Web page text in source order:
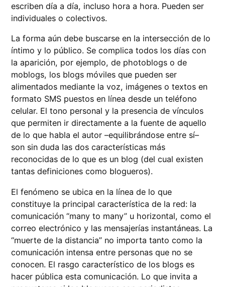
escriben día a día, incluso hora a hora. Pueden ser
individuales o colectivos.
La forma aún debe buscarse en la intersección de lo
íntimo y lo público. Se complica todos los días con
la aparición, por ejemplo, de photoblogs o de
moblogs, los blogs móviles que pueden ser
alimentados mediante la voz, imágenes o textos en
formato SMS puestos en línea desde un teléfono
celular. El tono personal y la presencia de vínculos
que permiten ir directamente a la fuente de aquello
de lo que habla el autor –equilibrándose entre sí–
son sin duda las dos características más
reconocidas de lo que es un blog (del cual existen
tantas definiciones como blogueros).
El fenómeno se ubica en la línea de lo que
constituye la principal característica de la red: la
comunicación “many to many” u horizontal, como el
correo electrónico y las mensajerías instantáneas. La
“muerte de la distancia” no importa tanto como la
comunicación intensa entre personas que no se
conocen. El rasgo característico de los blogs es
hacer pública esta comunicación. Lo que invita a